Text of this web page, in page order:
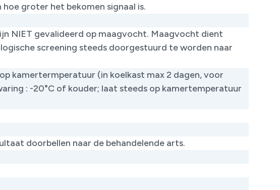
hoe groter het bekomen signaal is.
NIET gevalideerd op maagvocht. Maagvocht dient
screening steeds doorgestuurd te worden naar
kamertermperatuur (in koelkast max 2 dagen, voor
: -20°C of kouder; laat steeds op kamertemperatuur
doorbellen naar de behandelende arts.